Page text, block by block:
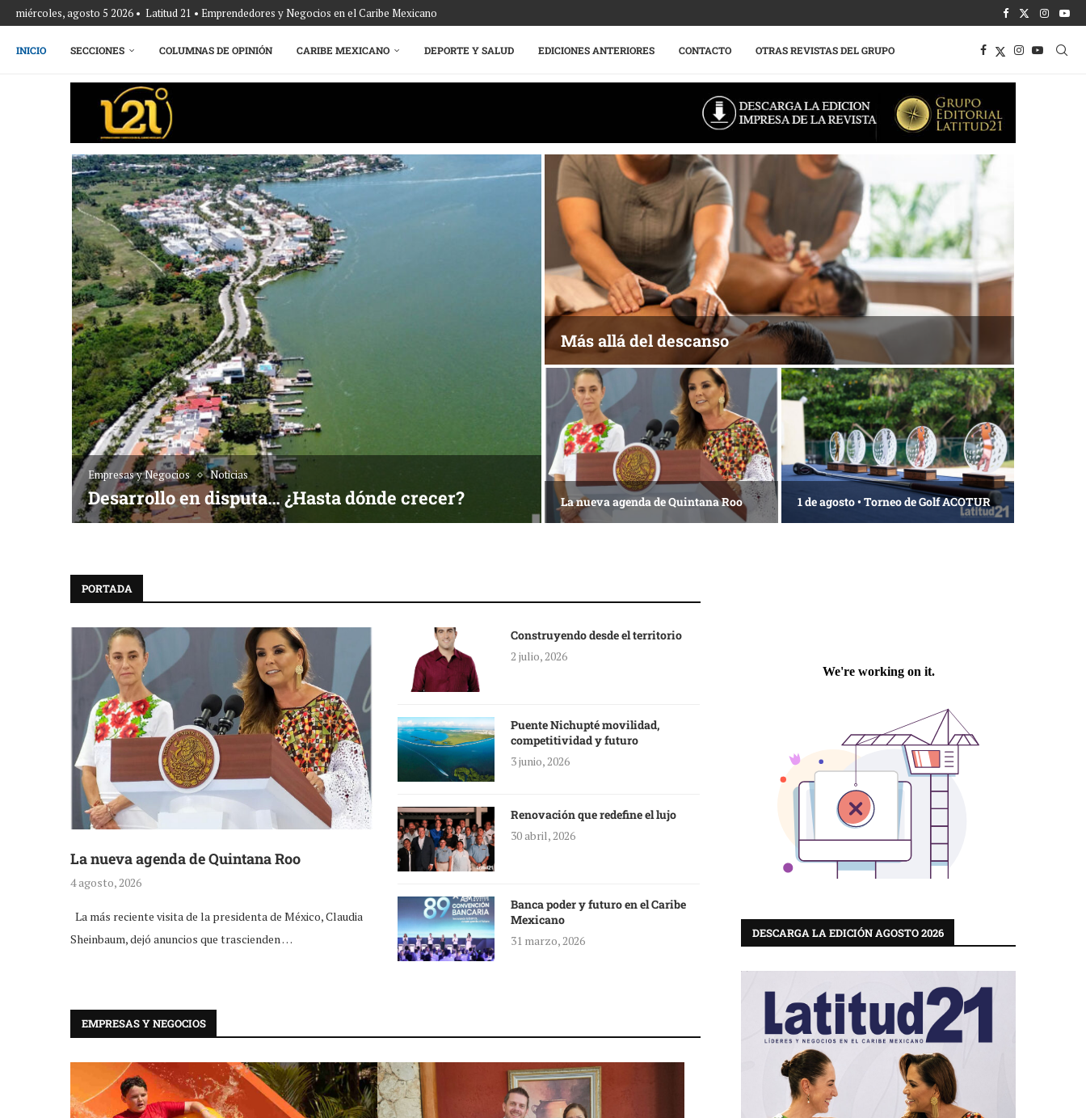
miércoles, agosto 5 2026 • Latitud 21 • Emprendedores y Negocios en el Caribe Mexicano
INICIO SECCIONES COLUMNAS DE OPINIÓN CARIBE MEXICANO DEPORTE Y SALUD EDICIONES ANTERIORES CONTACTO OTRAS REVISTAS DEL GRUPO
Empresas y Negocios Noticias
Desarrollo en disputa… ¿Hasta dónde crecer?
Más allá del descanso
La nueva agenda de Quintana Roo 1 de agosto • Torneo de Golf ACOTUR
PORTADA
La nueva agenda de Quintana Roo
4 agosto, 2026
La más reciente visita de la presidenta de México, Claudia
Sheinbaum, dejó anuncios que trascienden …
Construyendo desde el territorio
2 julio, 2026
Puente Nichupté movilidad,
competitividad y futuro
3 junio, 2026
Renovación que redefine el lujo
30 abril, 2026
Banca poder y futuro en el Caribe
Mexicano
31 marzo, 2026
EMPRESAS Y NEGOCIOS
DESCARGA LA EDICIÓN AGOSTO 2026